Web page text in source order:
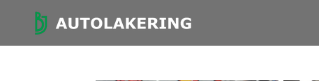
Spring